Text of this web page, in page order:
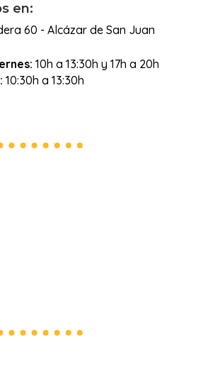
en:
60 - Alcázar de San Juan
10h a 13:30h y 17h a 20h
10:30h a 13:30h